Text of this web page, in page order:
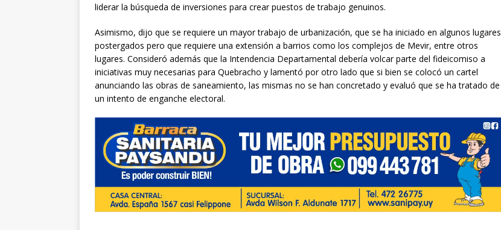
liderar la búsqueda de inversiones para crear puestos de trabajo genuinos.
Asimismo, dijo que se requiere un mayor trabajo de urbanización, que se ha iniciado en algunos lugares
postergados pero que requiere una extensión a barrios como los complejos de Mevir, entre otros
lugares. Consideró además que la Intendencia Departamental debería volcar parte del fideicomiso a
iniciativas muy necesarias para Quebracho y lamentó por otro lado que si bien se colocó un cartel
anunciando las obras de saneamiento, las mismas no se han concretado y evaluó que se ha tratado de
un intento de enganche electoral.